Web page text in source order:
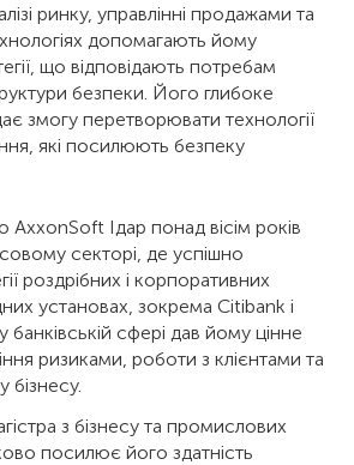
ринку, управлінні продажами та
допомагають йому
що відповідають потребам
безпеки. Його глибоке
змогу перетворювати технології
які посилюють безпеку
Ідар понад вісім років
секторі, де успішно
роздрібних і корпоративних
установах, зокрема Citibank і
банківській сфері дав йому цінне
ризиками, роботи з клієнтами та
бізнесу.
з бізнесу та промислових
посилює його здатність